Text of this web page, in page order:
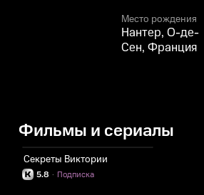
Место рождения
Нантер, О-де-
Сен, Франция
Фильмы и сериалы
Секреты Виктории
5.8 Подписка
·